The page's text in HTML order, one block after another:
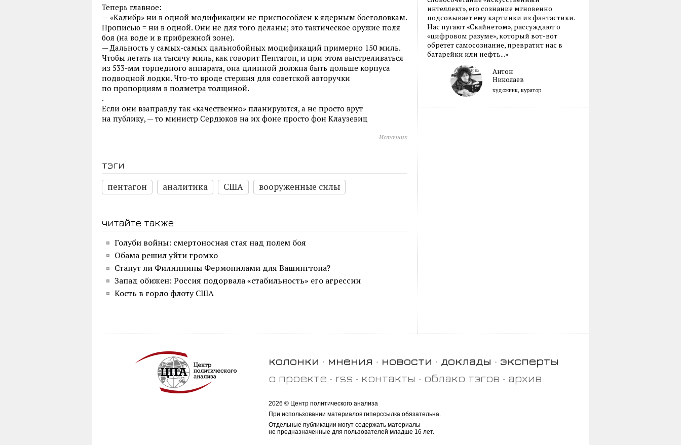
Теперь главное:
— «Калибр» ни в одной модификации не приспособлен к ядерным боеголовкам.
Прописью = ни в одной. Они не для того деланы; это тактическое оружие поля
боя (на воде и в прибрежной зоне).
— Дальность у самых-самых дальнобойных модификаций примерно 150 миль.
Чтобы летать на тысячу миль, как говорит Пентагон, и при этом выстреливаться
из 533-мм торпедного аппарата, она длинной должна быть дольше корпуса
подводной лодки. Что-то вроде стержня для советской авторучки
по пропорциям в полметра толщиной.
.
Если они взаправду так «качественно» планируются, а не просто врут
на публику, — то министр Сердюков на их фоне просто фон Клаузевиц
Источник
тэги
пентагон
аналитика США вооруженные силы
читайте также
Голуби войны: смертоносная стая над полем боя
Обама решил уйти громко
Станут ли Филиппины Фермопилами для Вашингтона?
Запад обижен: Россия подорвала «стабильность» его агрессии
Кость в горло флоту США
интеллект», его сознание мгновенно
подсовывает ему картинки из фантастики.
Нас пугают «Скайнетом», рассуждают о
«цифровом разуме», который вот-вот
обретет самосознание, превратит нас в
батарейки или нефть...»
Антон
Николаев
художник, куратор
колонки мнения новости доклады
эксперты
о проекте
rss контакты облако тэгов архив
2026 © Центр политического анализа
При использовании материалов гиперссылка обязательна.
Отдельные публикации могут содержать материалы
не предназначенные для пользователей младше 16 лет.